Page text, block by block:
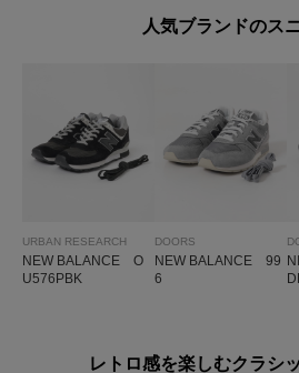
人気ブランドのス
URBAN RESEARCH
NEW BALANCE O
U576PBK
DOORS
NEW BALANCE 99
6
レトロ感を楽しむクラシ